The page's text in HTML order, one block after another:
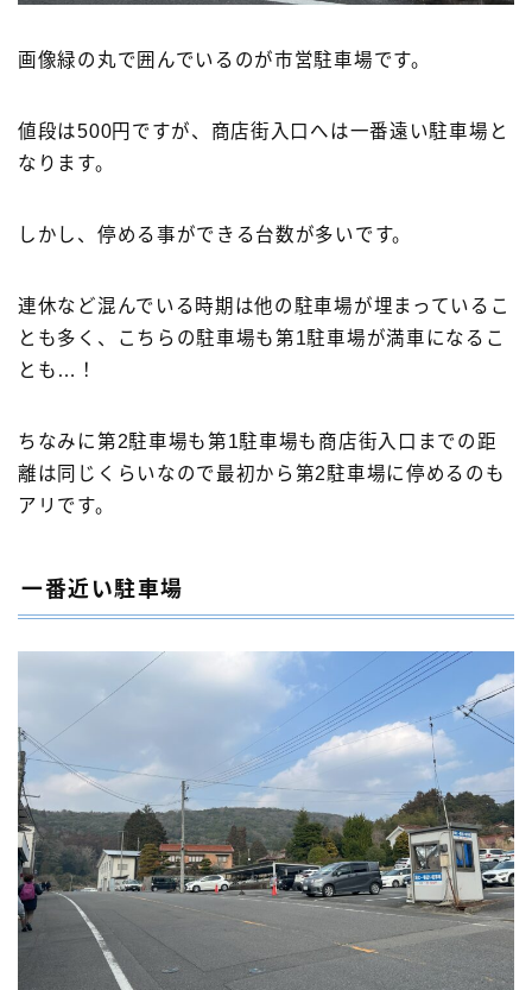
画像緑の丸で囲んでいるのが市営駐車場です。
値段は500円ですが、商店街入口へは一番遠い駐車場と
なります。
しかし、停める事ができる台数が多いです。
連休など混んでいる時期は他の駐車場が埋まっているこ
とも多く、こちらの駐車場も第1駐車場が満車になるこ
とも…！
ちなみに第2駐車場も第1駐車場も商店街入口までの距
離は同じくらいなので最初から第2駐車場に停めるのも
アリです。
一番近い駐車場